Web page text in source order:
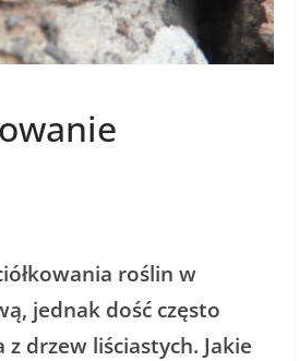
roślin w
jednak dość często
drzew liściastych. Jakie